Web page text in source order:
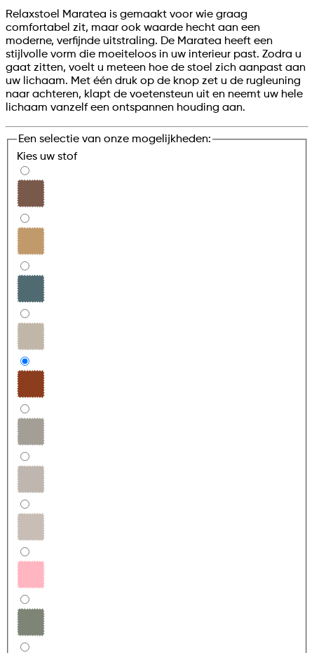
Relaxstoel Maratea is gemaakt voor wie graag
comfortabel zit, maar ook waarde hecht aan een
moderne, verfijnde uitstraling. De Maratea heeft een
stijlvolle vorm die moeiteloos in uw interieur past. Zodra u
gaat zitten, voelt u meteen hoe de stoel zich aanpast aan
uw lichaam. Met één druk op de knop zet u de rugleuning
naar achteren, klapt de voetensteun uit en neemt uw hele
lichaam vanzelf een ontspannen houding aan.
Een selectie van onze mogelijkheden:
Kies uw stof